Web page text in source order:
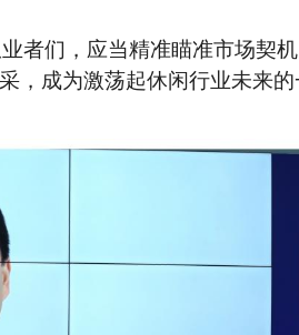
者们，应当精准瞄准市场契
，成为激荡起休闲行业未来